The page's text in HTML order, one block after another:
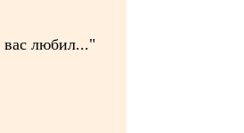
вас любил..."